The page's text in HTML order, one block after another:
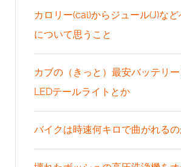
カロリー(cal)からジュール(J)な
について思うこと
カブの（きっと）最安バッテリ
LEDテールライトとか
バイクは時速何キロで曲がれるの